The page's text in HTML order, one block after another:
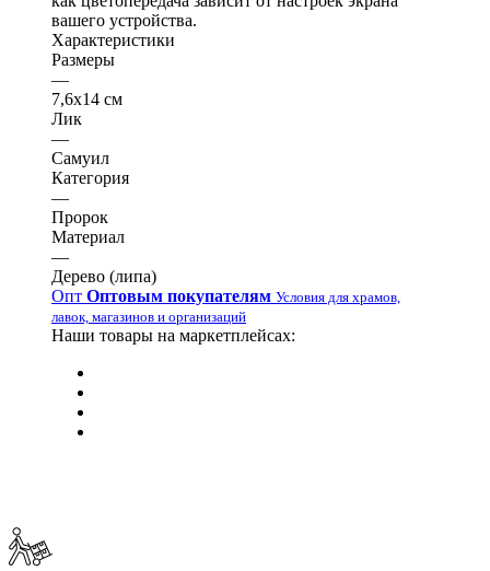
вашего устройства.
Характеристики
Размеры
—
7,6х14 см
Лик
—
Самуил
Категория
—
Пророк
Материал
—
Дерево (липа)
Опт Оптовым покупателям Условия для храмов,
лавок, магазинов и организаций
Наши товары на маркетплейсах: